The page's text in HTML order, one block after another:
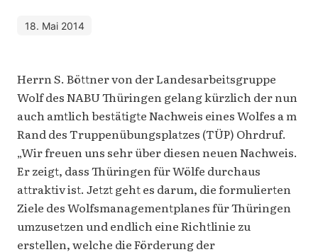
18. Mai 2014
Herrn S. Böttner von der Landesarbeitsgruppe
Wolf des NABU Thüringen gelang kürzlich der nun
auch amtlich bestätigte Nachweis eines Wolfes a m
Rand des Truppenübungsplatzes (TÜP) Ohrdruf.
„Wir freuen uns sehr über diesen neuen Nachweis.
Er zeigt, dass Thüringen für Wölfe durchaus
attraktiv ist. Jetzt geht es darum, die formulierten
Ziele des Wolfsmanagementplanes für Thüringen
umzusetzen und endlich eine Richtlinie zu
erstellen, welche die Förderung der